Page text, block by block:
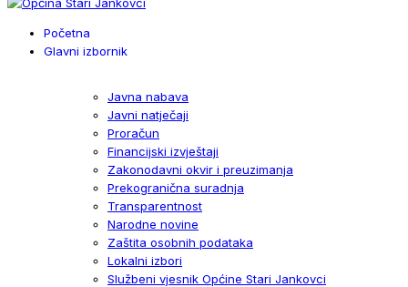
Početna
Glavni izbornik
Javna nabava
Javni natječaji
Proračun
Financijski izvještaji
Zakonodavni okvir i preuzimanja
Prekogranična suradnja
Transparentnost
Narodne novine
Zaštita osobnih podataka
Lokalni izbori
Službeni vjesnik Općine Stari Jankovci